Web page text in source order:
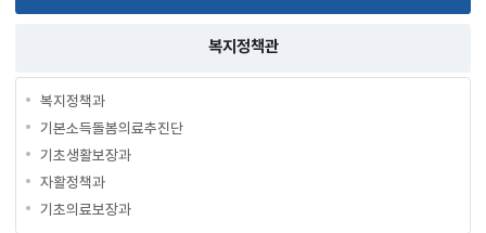
복지정책관
복지정책과
기본소득돌봄의료추진단
기초생활보장과
자활정책과
기초의료보장과